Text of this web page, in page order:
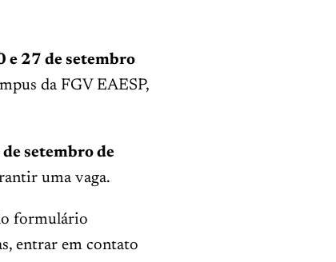
e 27 de setembro
da FGV EAESP,
de setembro de
uma vaga.
formulário
entrar em contato